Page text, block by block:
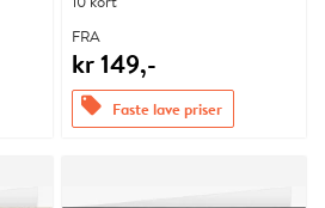
FRA
kr 149,-
offers Faste lave priser